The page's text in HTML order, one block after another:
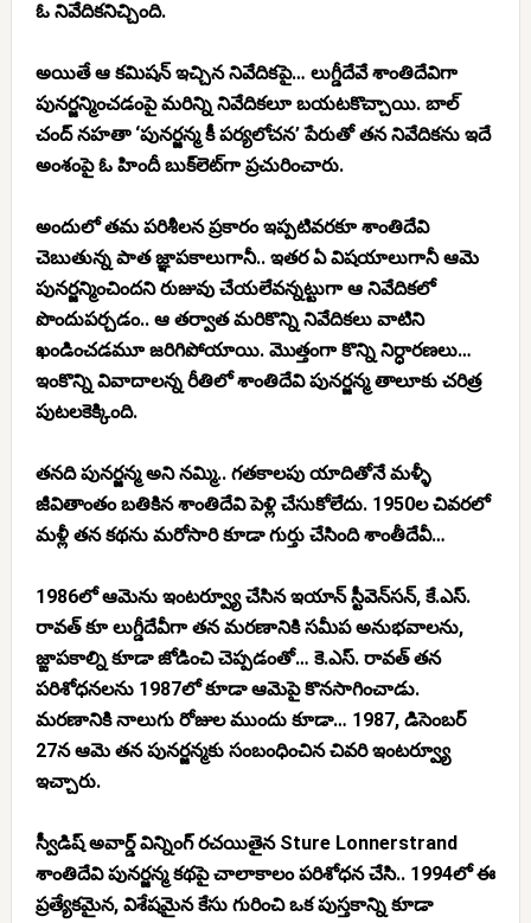
ఓ నివేదికనిచ్చింది.
అయితే ఆ కమిషన్ ఇచ్చిన నివేదికపై… లుగ్డీదేవే శాంతిదేవిగా
పునర్జన్మించడంపై మరిన్ని నివేదికలూ బయటకొచ్చాయి. బాల్
చంద్ నహతా ‘పునర్జన్మ కీ పర్యలోచన’ పేరుతో తన నివేదికను ఇదే
అంశంపై ఓ హిందీ బుక్‌లెట్‌గా ప్రచురించారు.
అందులో తమ పరిశీలన ప్రకారం ఇప్పటివరకూ శాంతిదేవి
చెబుతున్న పాత జ్ఞాపకాలుగానీ.. ఇతర ఏ విషయాలుగానీ ఆమె
పునర్జన్మించిందని రుజువు చేయలేవన్నట్టుగా ఆ నివేదికలో
పొందుపర్చడం.. ఆ తర్వాత మరికొన్ని నివేదికలు వాటిని
ఖండించడమూ జరిగిపోయాయి. మొత్తంగా కొన్ని నిర్ధారణలు…
ఇంకొన్ని వివాదాలన్న రీతిలో శాంతిదేవి పునర్జన్మ తాలూకు చరిత్ర
పుటలకెక్కింది.
తనది పునర్జన్మ అని నమ్మి.. గతకాలపు యాదితోనే మళ్ళీ
జీవితాంతం బతికిన శాంతిదేవి పెళ్లి చేసుకోలేదు. 1950ల చివరలో
మళ్లీ తన కథను మరోసారి కూడా గుర్తు చేసింది శాంతీదేవీ…
1986లో ఆమెను ఇంటర్వ్యూ చేసిన ఇయాన్ స్టీవెన్‌సన్, కే.ఎస్.
రావత్ కూ లుగ్డీదేవీగా తన మరణానికి సమీప అనుభవాలను,
జ్ఙాపకాల్ని కూడా జోడించి చెప్పడంతో… కె.ఎస్. రావత్ తన
పరిశోధనలను 1987లో కూడా ఆమెపై కొనసాగించాడు.
మరణానికి నాలుగు రోజుల ముందు కూడా… 1987, డిసెంబర్
27న ఆమె తన పునర్జన్మకు సంబంధించిన చివరి ఇంటర్వ్యూ
ఇచ్చారు.
స్వీడిష్ అవార్డ్ విన్నింగ్ రచయితైన Sture Lonnerstrand
శాంతిదేవి పునర్జన్మ కథపై చాలాకాలం పరిశోధన చేసి.. 1994లో ఈ
ప్రత్యేకమైన, విశేషమైన కేసు గురించి ఒక పుస్తకాన్ని కూడా